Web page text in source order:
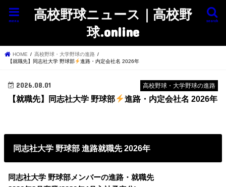
高校野球ニュース｜高校野
球.online
search
menu
HOME
高校野球・大学野球の進路
【就職先】同志社大学 野球部
進路・内定会社名 2026年
高校野球・大学野球の進路
2026.08.01
【就職先】同志社大学 野球部 進路・内定会社名 2026年
同志社大学 野球部 進路就職先 2026年
同志社大学 野球部メンバーの進路・就職先